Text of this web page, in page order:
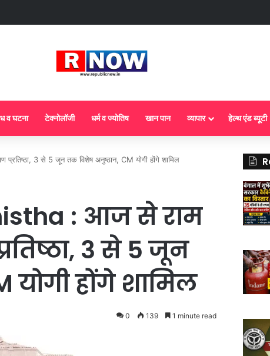
सिलेंडर के 5 नए नियम लागू! जानें किसका कटेगा कनेक्शन, कितने दिन बाद होगी बुकिंग?
व घटना टेक्नोलॉजी धर्म व ज्योतिष खान पान व्यापार हेल्थ एंड ब्यूटी
3 से 5 जून तक विशेष अनुष्ठान, CM योगी होंगे शामिल
: आज से राम
3 से 5 जून
होंगे शामिल
0 139 1 minute read